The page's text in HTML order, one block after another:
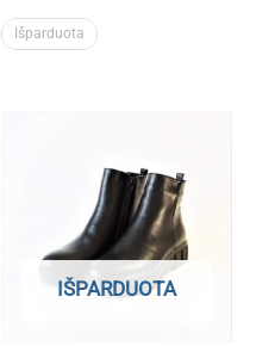
Išparduota
IŠPARDUOTA